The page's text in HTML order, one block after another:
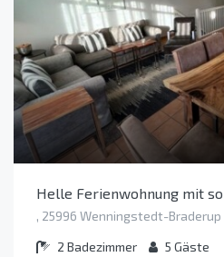
Helle Ferienwohnung mit
, 25996 Wenningstedt-
2 Badezimmer 5 Gäste